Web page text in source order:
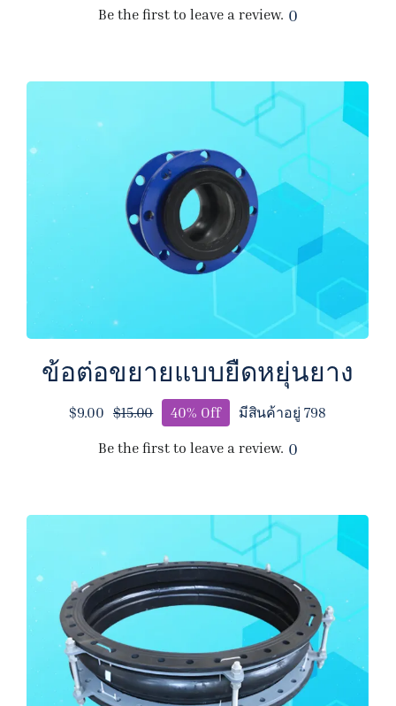
price
price
Be the first to leave a review. 0
ข้อต่อขยายแบบยืดหยุ่นยาง
$15.00
Original
price
$9.00
Current
price
40% Off
มีสินค้าอยู่ 798
Be the first to leave a review. 0